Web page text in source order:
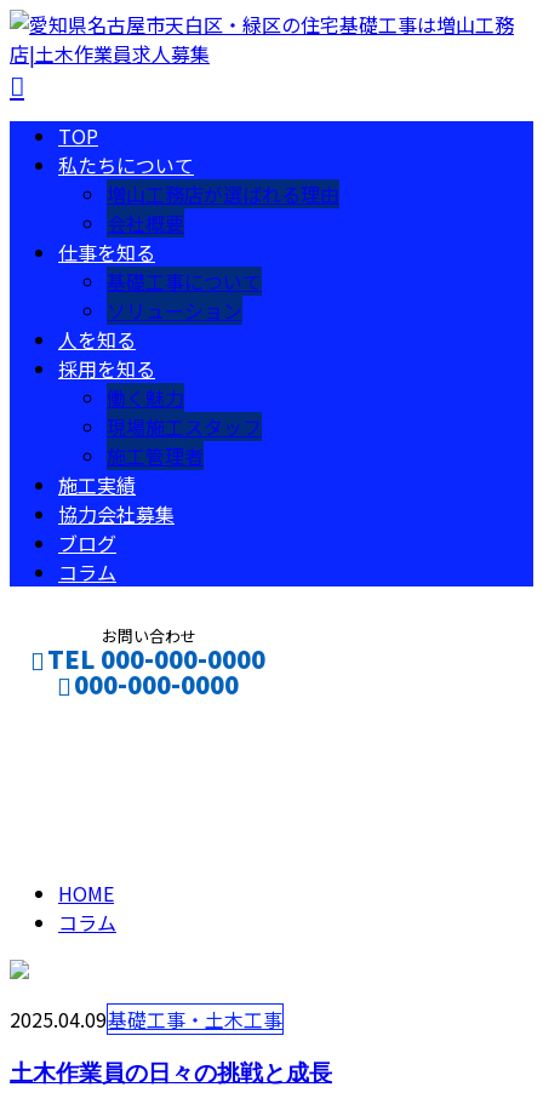
TOP
私たちについて
増山工務店が選ばれる理由
会社概要
仕事を知る
基礎工事について
ソリューション
人を知る
採用を知る
働く魅力
現場施工スタッフ
施工管理者
施工実績
協力会社募集
ブログ
コラム
お問い合わせ
TEL 000-000-0000
000-000-0000
HOME
コラム
2025.04.09基礎工事・土木工事
土木作業員の日々の挑戦と成長